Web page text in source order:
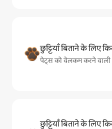
छुट्टियाँ बिताने के लिए
पेट्स को वेलकम करने
छुट्टियाँ बिताने के लिए